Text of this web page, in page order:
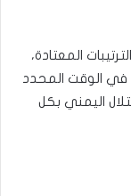
المعتادة،
في الوقت المحدد
اليمني بكل